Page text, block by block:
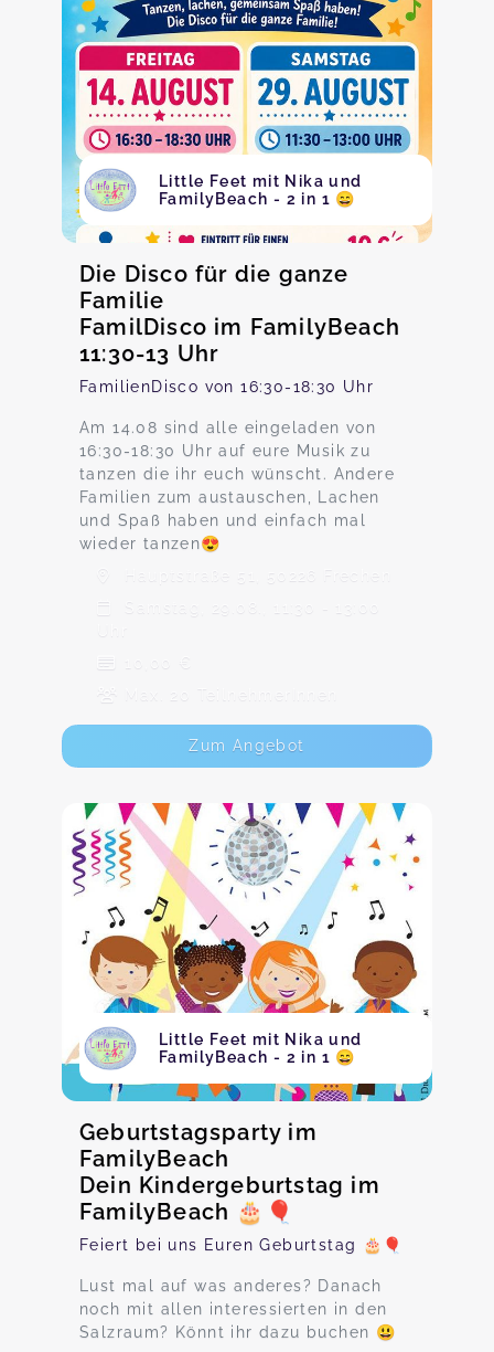
Little Feet mit Nika und
FamilyBeach - 2 in 1 😄
Die Disco für die ganze
Familie
FamilDisco im FamilyBeach
11:30-13 Uhr
FamilienDisco von 16:30-18:30 Uhr
Am 14.08 sind alle eingeladen von
16:30-18:30 Uhr auf eure Musik zu
tanzen die ihr euch wünscht. Andere
Familien zum austauschen, Lachen
und Spaß haben und einfach mal
wieder tanzen😍
Hauptstraße 51, 50226 Frechen
Samstag, 29.08., 11:30 - 13:00
10,00 €
Max. 20 TeilnehmerInnen
Zum Angebot
Little Feet mit Nika und
FamilyBeach - 2 in 1 😄
Geburtstagsparty im
FamilyBeach
Dein Kindergeburtstag im
FamilyBeach 🎂🎈
Feiert bei uns Euren Geburtstag 🎂🎈
Lust mal auf was anderes? Danach
noch mit allen interessierten in den
Salzraum? Könnt ihr dazu buchen 😃